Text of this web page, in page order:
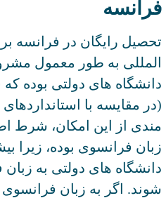
فرانسه
تحصیل رایگان در فرانسه
المللی به طور معمول
دانشگاه های دولتی بوده
(در مقایسه با
مندی از این امکان، شرط
زبان فرانسوی بوده، زیرا
دانشگاه های دولتی به
شوند. اگر به زبان